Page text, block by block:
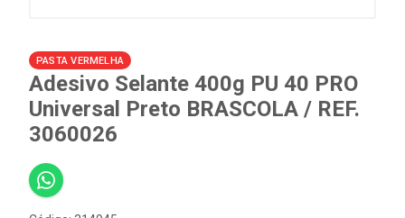
PASTA VERMELHA
Adesivo Selante 400g PU 40 PRO
Universal Preto BRASCOLA / REF.
3060026